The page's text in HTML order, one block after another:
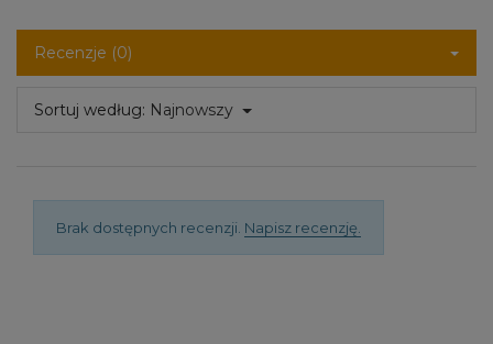
Recenzje (0)
Sortuj według: Najnowszy
Brak dostępnych recenzji. Napisz recenzję.